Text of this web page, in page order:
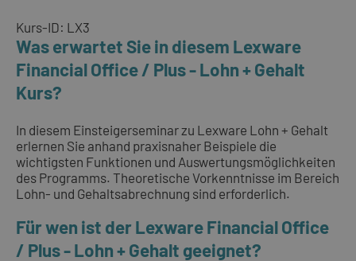
Kurs-ID: LX3
Was erwartet Sie in diesem Lexware
Financial Office / Plus - Lohn + Gehalt
Kurs?
In diesem Einsteigerseminar zu Lexware Lohn + Gehalt
erlernen Sie anhand praxisnaher Beispiele die
wichtigsten Funktionen und Auswertungsmöglichkeiten
des Programms. Theoretische Vorkenntnisse im Bereich
Lohn- und Gehaltsabrechnung sind erforderlich.
Für wen ist der Lexware Financial Office
/ Plus - Lohn + Gehalt geeignet?